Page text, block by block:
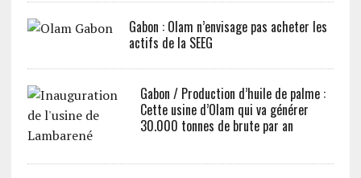
Gabon : Olam n’envisage pas acheter les
actifs de la SEEG
Gabon / Production d’huile de palme :
Cette usine d’Olam qui va générer
30.000 tonnes de brute par an